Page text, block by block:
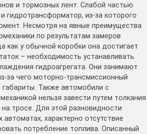
и тормозных лент. Слабой частью
гидротрансформатор, из-за которого
Несмотря на явные преимущества
по результатам замеров
как у обычной коробки она достигает
– необходимость устанавливать
гидроагрегата. Они занимают
за чего моторно-трансмиссионный
Также автомобили с
нельзя завести путем толкания
тросе. Для этой разновидности
автоматах, характерно отсутствие
потребление топлива. Описанный